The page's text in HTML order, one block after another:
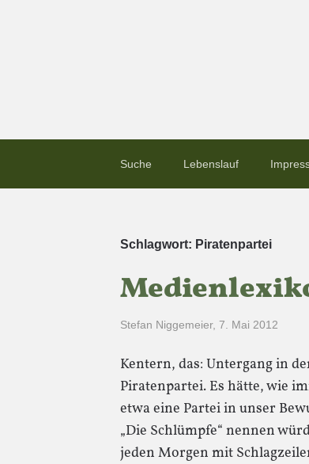
Suche Lebenslauf
Schlagwort: Piratenpartei
Stefan Niggemeier, 7. Mai 2012
Kentern, das: Untergang in
Piratenpartei. Es hätte, wie
etwa eine Partei in unser
„Die Schlümpfe“ nennen
jeden Morgen mit